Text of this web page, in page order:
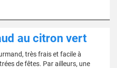
au citron vert
très frais et facile à
de fêtes. Par ailleurs, une